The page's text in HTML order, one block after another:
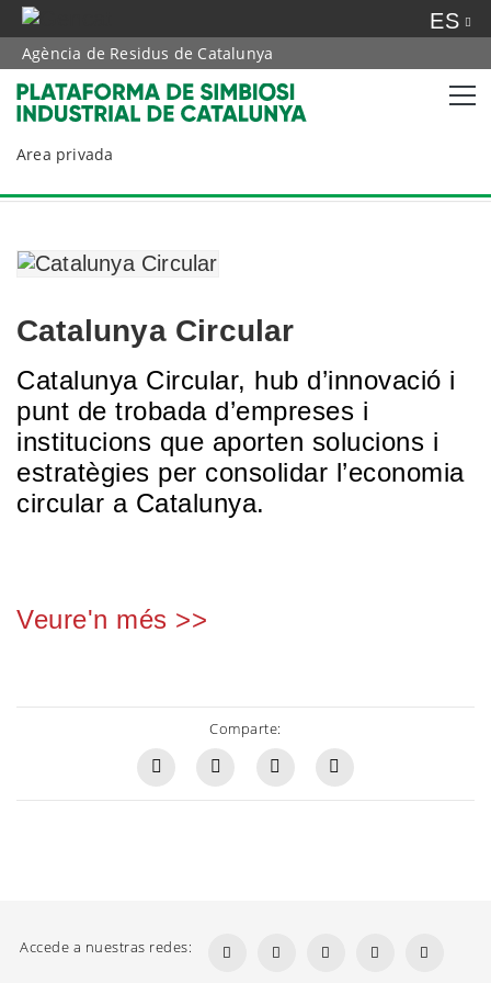
ES
Agència de Residus de Catalunya
Area privada
Catalunya Circular
Catalunya Circular, hub d’innovació i
punt de trobada d’empreses i
institucions que aporten solucions i
estratègies per consolidar l’economia
circular a Catalunya.
Veure'n més >>
Comparte:
Accede a nuestras redes: